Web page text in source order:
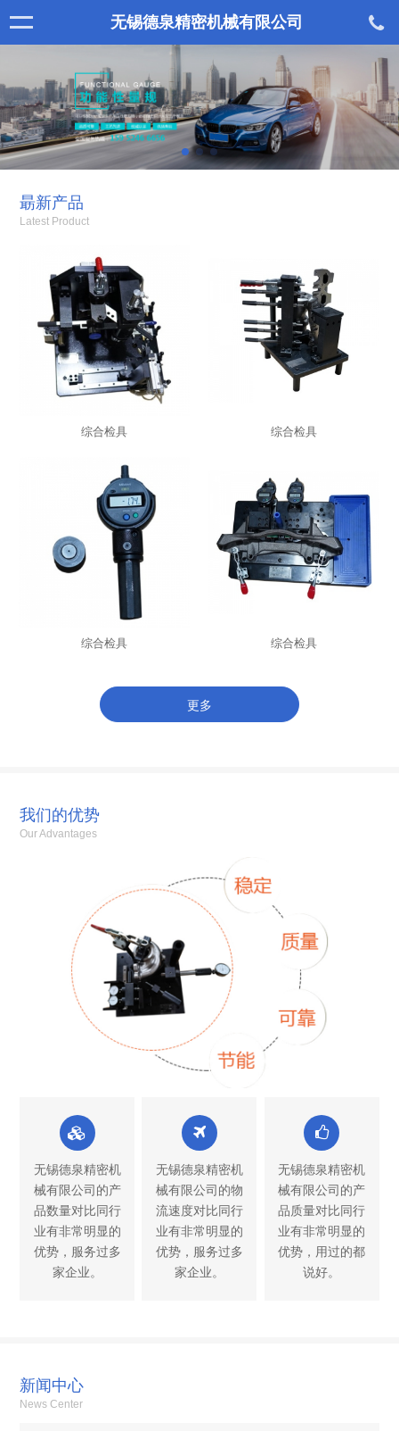
无锡德泉精密机械有限公司
朂新产品
Latest Product
综合检具 综合检具
综合检具 综合检具
更多
我们的优势
Our Advantages
无锡德泉精密机
械有限公司的产
品数量对比同行
业有非常明显的
优势，服务过多
家企业。
无锡德泉精密机
械有限公司的物
流速度对比同行
业有非常明显的
优势，服务过多
家企业。
无锡德泉精密机
械有限公司的产
品质量对比同行
业有非常明显的
优势，用过的都
说好。
新闻中心
News Center